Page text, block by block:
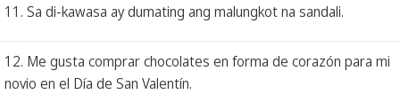
11. Sa di-kawasa ay dumating ang malungkot na sandali.
12. Me gusta comprar chocolates en forma de corazón para mi
novio en el Día de San Valentín.